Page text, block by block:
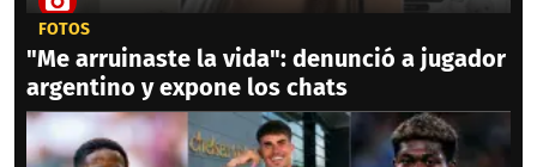
FOTOS
"Me arruinaste la vida": denunció a jugador
argentino y expone los chats